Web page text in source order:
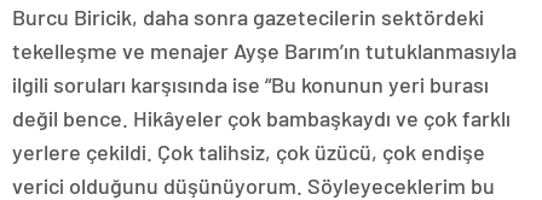
Burcu Biricik, daha sonra gazetecilerin sektördeki
tekelleşme ve menajer Ayşe Barım’ın tutuklanmasıyla
ilgili soruları karşısında ise “Bu konunun yeri burası
değil bence. Hikâyeler çok bambaşkaydı ve çok farklı
yerlere çekildi. Çok talihsiz, çok üzücü, çok endişe
verici olduğunu düşünüyorum. Söyleyeceklerim bu